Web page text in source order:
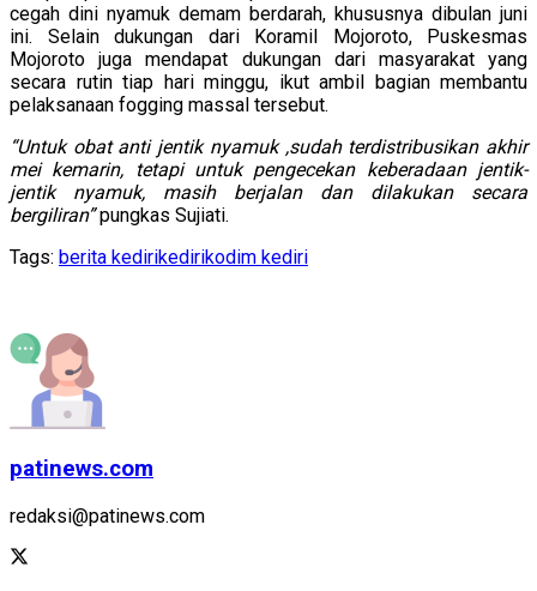
cegah dini nyamuk demam berdarah, khususnya dibulan juni
ini. Selain dukungan dari Koramil Mojoroto, Puskesmas
Mojoroto juga mendapat dukungan dari masyarakat yang
secara rutin tiap hari minggu, ikut ambil bagian membantu
pelaksanaan fogging massal tersebut.
“Untuk obat anti jentik nyamuk ,sudah terdistribusikan akhir
mei kemarin, tetapi untuk pengecekan keberadaan jentik-
jentik nyamuk, masih berjalan dan dilakukan secara
bergiliran”pungkas Sujiati.
Tags: berita kedirikedirikodim kediri
patinews.com
redaksi@patinews.com